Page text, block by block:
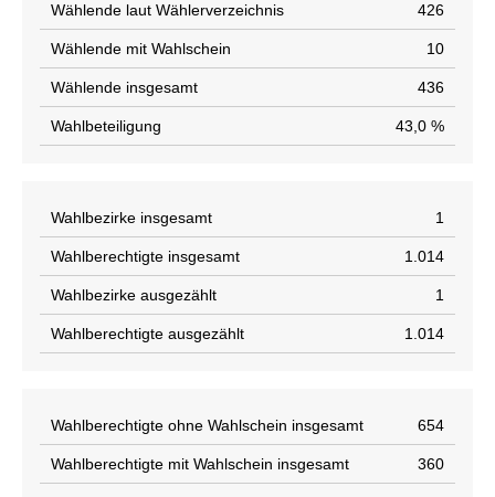
Wählende laut Wählerverzeichnis 426
Wählende mit Wahlschein 10
Wählende insgesamt 436
Wahlbeteiligung 43,0 %
Wahlbezirke insgesamt 1
Wahlberechtigte insgesamt 1.014
Wahlbezirke ausgezählt 1
Wahlberechtigte ausgezählt 1.014
Wahlberechtigte ohne Wahlschein insgesamt 654
Wahlberechtigte mit Wahlschein insgesamt 360